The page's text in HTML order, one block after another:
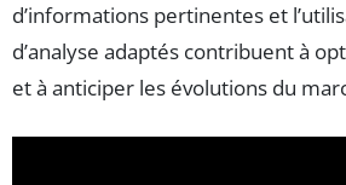
d’informations pertinentes et
d’analyse adaptés contribuent à
et à anticiper les évolutions du